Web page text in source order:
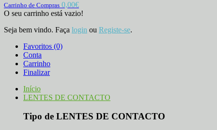
Carrinho de Compras 0,00€
O seu carrinho está vazio!
Seja bem vindo. Faça login ou Registe-se.
Favoritos (0)
Conta
Carrinho
Finalizar
Início
LENTES DE CONTACTO
Tipo de LENTES DE CONTACTO